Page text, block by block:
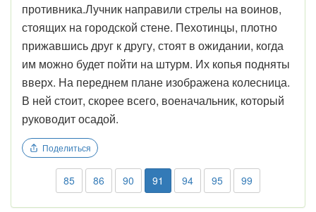
противника.Лучник направили стрелы на воинов,
стоящих на городской стене. Пехотинцы, плотно
прижавшись друг к другу, стоят в ожидании, когда
им можно будет пойти на штурм. Их копья подняты
вверх. На переднем плане изображена колесница.
В ней стоит, скорее всего, военачальник, который
руководит осадой.
Поделиться
85 86 90 91 94 95 99